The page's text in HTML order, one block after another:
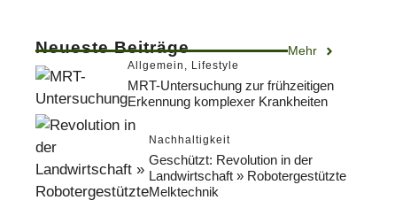
Neueste Beiträge Mehr
Allgemein , Lifestyle
MRT-Untersuchung zur frühzeitigen
Erkennung komplexer Krankheiten
Nachhaltigkeit
Geschützt: Revolution in der
Landwirtschaft » Robotergestützte
Melktechnik